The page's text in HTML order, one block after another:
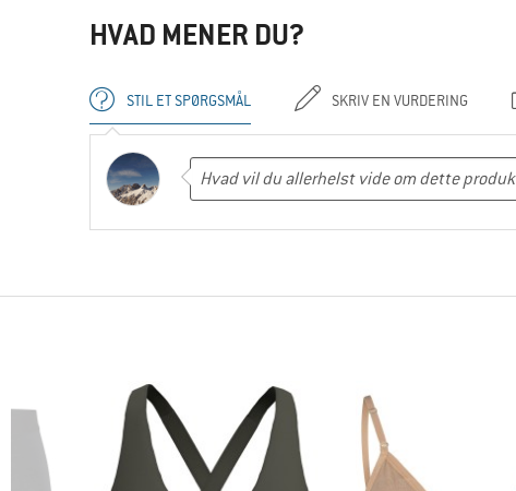
HVAD MENER DU?
STIL ET SPØRGSMÅL SKRIV EN VURDERING